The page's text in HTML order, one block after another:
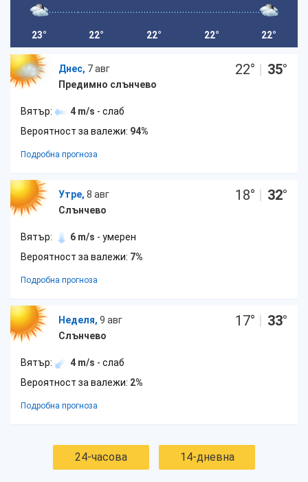
23° 22° 22° 22° 22°
Днес, 7 авг
Предимно слънчево
22° | 35°
Вятър: 4 m/s - слаб
Вероятност за валежи: 94%
Подробна прогноза
Утре, 8 авг
Слънчево
18° | 32°
Вятър: 6 m/s - умерен
Вероятност за валежи: 7%
Подробна прогноза
Неделя, 9 авг
Слънчево
17° | 33°
Вятър: 4 m/s - слаб
Вероятност за валежи: 2%
Подробна прогноза
24-часова 14-дневна